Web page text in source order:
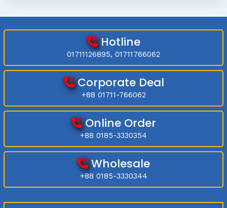
Hotline
01711126895, 01711766062
Corporate Deal
+88 01711-766062
Online Order
+88 0185-3330354
Wholesale
+88 0185-3330344